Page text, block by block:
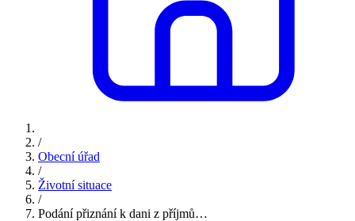
/
Obecní úřad
/
Životní situace
/
Podání přiznání k dani z příjmů…